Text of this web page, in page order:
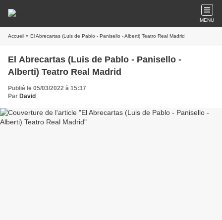
MENU
Accueil » El Abrecartas (Luis de Pablo - Panisello - Alberti) Teatro Real Madrid
El Abrecartas (Luis de Pablo - Panisello -
Alberti) Teatro Real Madrid
Publié le 05/03/2022 à 15:37
Par David